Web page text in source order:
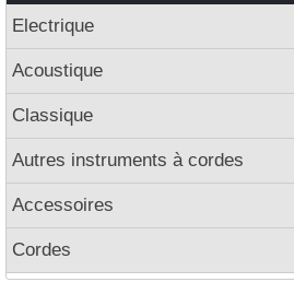
Electrique
Acoustique
Classique
Autres instruments à cordes
Accessoires
Cordes